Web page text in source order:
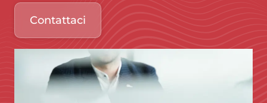
Contattaci
Immagine